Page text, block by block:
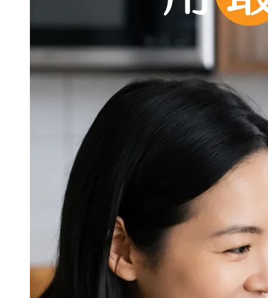
NT$ 30
- +
加入購物車